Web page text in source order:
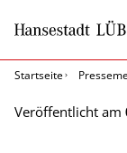
Startseite
Veröffentlicht am